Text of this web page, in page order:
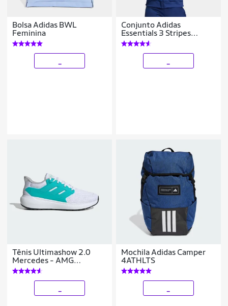
Bolsa Adidas BWL
Feminina
Conjunto Adidas
Essentials 3 Stripes
Feminino
Tênis Ultimashow 2.0
Mercedes - AMG
Petronas Formula One
Team Adidas
Mochila Adidas Camper
4ATHLTS